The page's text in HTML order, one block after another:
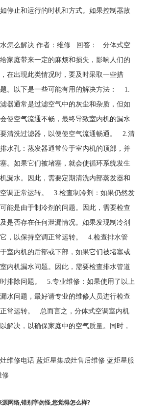
停止和运行的时机和方式。如果控制器故
水怎么解决 作者：维修 回答： 分体式空
家庭带来一定的麻烦和损失，影响人们的
在出现此类情况时，要及时采取一些措
。以下是一些可能有用的解决方法： 1.
器通常是过滤空气中的灰尘和杂质，但如
使空气流通不畅，最终导致室内机的漏水
清洗过滤器，以便使空气流通畅通。 2.清
水孔：蒸发器通常位于室内机的顶部，并
。如果它们被堵塞，就会使循环系统发生
漏水。因此，需要定期清洗内部蒸发器和
调正常运转。 3.检查制冷剂：如果仍然发
能是由于制冷剂的问题。因此，需要检查
是否存在任何泄漏情况。如果发现制冷剂
，以保持空调正常运转。 4.检查排水管
室内机的后部或下部，如果它们被堵塞或
内机漏水问题。因此，需要检查排水管道
排除问题。 5.专业维修：如果使用了以上
水问题，最好请专业的维修人员进行检查
常运转。 总而言之，分体式空调室内机
解决，以确保家庭中的空气质量。同时，
维修电话 蓝炬星集成灶售后维修 蓝炬星服
修
源网络,错别字勿怪,您觉得怎么样?